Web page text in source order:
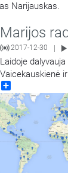
Narijauskas.
Marijos
2017-12-30
Laidoje
Vaicekauskienė
kun. Povilas